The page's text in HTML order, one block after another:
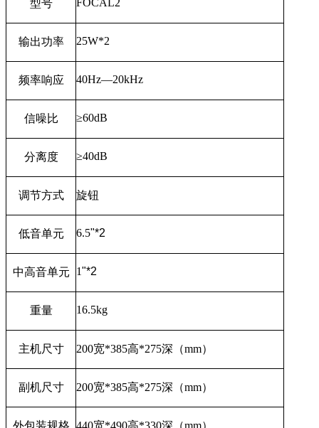
型号
输出功率 25W*2
频率响应 40Hz—20kHz
信噪比 ≥60dB
分离度 ≥40dB
调节方式 旋钮
低音单元 6.5"*2
中高音单元 1"*2
重量 16.5kg
主机尺寸 200宽*385高*275深（mm）
副机尺寸 200宽*385高*275深（mm）
外包装规格 440宽*490高*330深（mm）